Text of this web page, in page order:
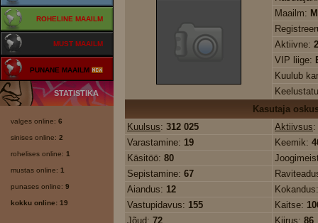
ROHELINE MAAILM
MUST MAAILM
PUNANE MAAILM
STATISTIKA
valges online: 6
sinises online: 2
rohelises online: 1
mustas online: 1
punases online: 9
kokku online: 19
Maailm:
Aktiivne:
VIP liige:
Kuulub
Kasutaja
Kuulsus: 312 025 Aktiivsus:
Varastamine: 19 Keemik:
Käsitöö: 80
Sepistamine: 67
Aiandus: 12
Vastupidavus: 155 Kaitse:
Jõud: 72 Kiirus: 86